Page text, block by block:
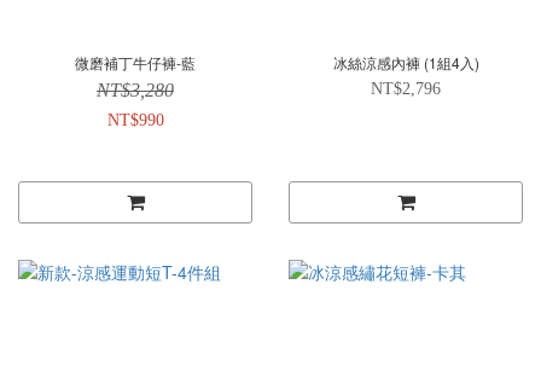
微磨補丁牛仔褲-藍
NT$3,280
NT$990
冰絲涼感內褲 (1組4入)
NT$2,796